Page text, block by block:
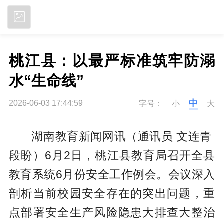
桃江县：以最严标准筑牢防溺
水“生命线”
2026-06-03 17:44:59 字号： 小 中 大
湖南教育新闻网讯（通讯员 文连青
段盼） 6月2日，桃江县教育局召开全县
教育系统6月份安全工作例会。会议深入
剖析当前校园安全存在的突出问题，重
点部署安全生产风险隐患大排查大整治